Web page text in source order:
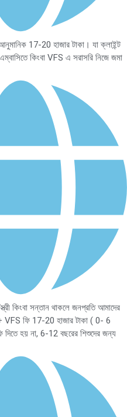
17-20 হাজার টাকা। যা ক্লাইন্ট
এম্বাসিতে কিংবা VFS এ সরাসরি নিজে জমা
কিংবা সন্তান থাকলে জনপ্রতি আমাদের
VFS ফি 17-20 হাজার টাকা ( 0- 6
দিতে হয় না, 6-12 বছরের শিশুদের জন্য